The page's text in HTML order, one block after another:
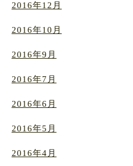
2016年12月
2016年10月
2016年9月
2016年7月
2016年6月
2016年5月
2016年4月